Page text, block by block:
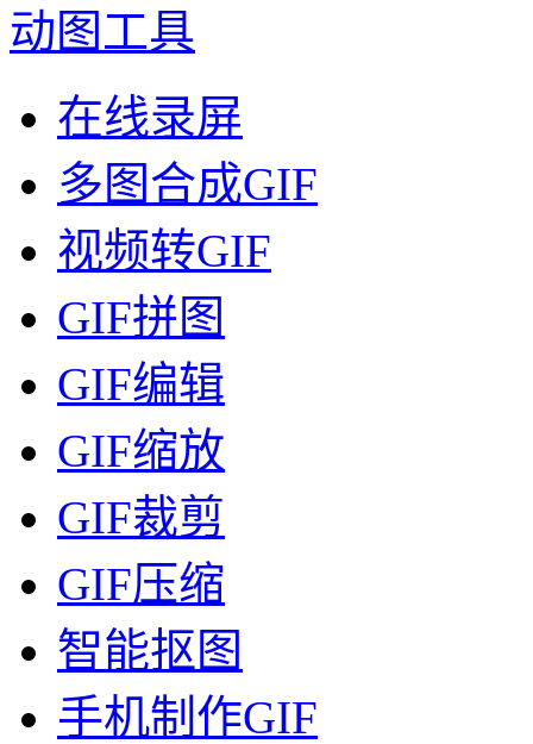
动图工具
在线录屏
多图合成GIF
视频转GIF
GIF拼图
GIF编辑
GIF缩放
GIF裁剪
GIF压缩
智能抠图
手机制作GIF